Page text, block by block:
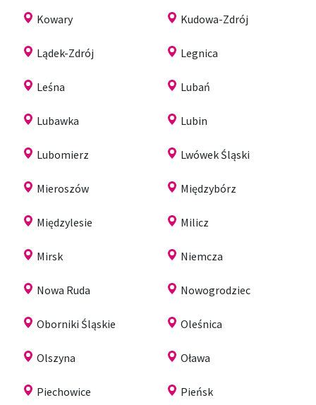
Kowary Kudowa-Zdrój
Lądek-Zdrój Legnica
Leśna Lubań
Lubawka Lubin
Lubomierz Lwówek Śląski
Mieroszów Międzybórz
Międzylesie Milicz
Mirsk Niemcza
Nowa Ruda Nowogrodziec
Oborniki Śląskie Oleśnica
Olszyna Oława
Piechowice Pieńsk